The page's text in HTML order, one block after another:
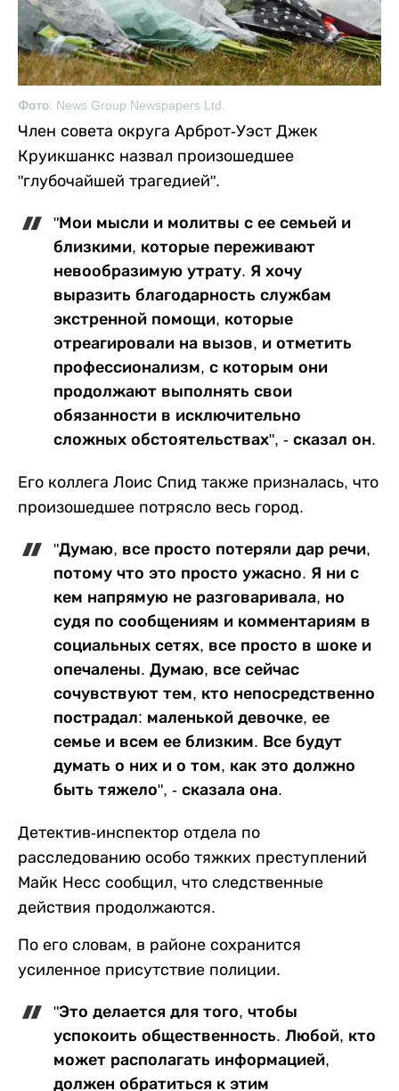
Фото: News Group Newspapers Ltd.
Член совета округа Арброт-Уэст Джек
Круикшанкс назвал произошедшее
"глубочайшей трагедией".
"Мои мысли и молитвы с ее семьей и
близкими, которые переживают
невообразимую утрату. Я хочу
выразить благодарность службам
экстренной помощи, которые
отреагировали на вызов, и отметить
профессионализм, с которым они
продолжают выполнять свои
обязанности в исключительно
сложных обстоятельствах", - сказал он.
Его коллега Лоис Спид также призналась, что
произошедшее потрясло весь город.
"Думаю, все просто потеряли дар речи,
потому что это просто ужасно. Я ни с
кем напрямую не разговаривала, но
судя по сообщениям и комментариям в
социальных сетях, все просто в шоке и
опечалены. Думаю, все сейчас
сочувствуют тем, кто непосредственно
пострадал: маленькой девочке, ее
семье и всем ее близким. Все будут
думать о них и о том, как это должно
быть тяжело", - сказала она.
Детектив-инспектор отдела по
расследованию особо тяжких преступлений
Майк Несс сообщил, что следственные
действия продолжаются.
По его словам, в районе сохранится
усиленное присутствие полиции.
"Это делается для того, чтобы
успокоить общественность. Любой, кто
может располагать информацией,
должен обратиться к этим